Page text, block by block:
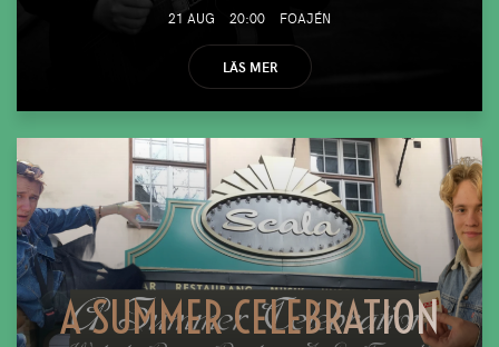
21 AUG 20:00 FOAJÉN
LÄS MER
A SUMMER CELEBRATION